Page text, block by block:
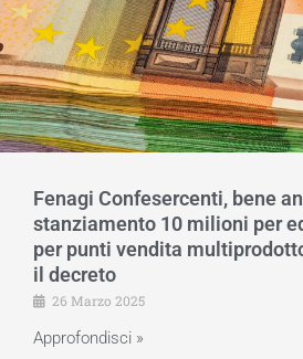
Fenagi Confesercenti, bene
stanziamento 10 milioni per
per punti vendita
il decreto
26 Marzo 2025
Approfondisci »